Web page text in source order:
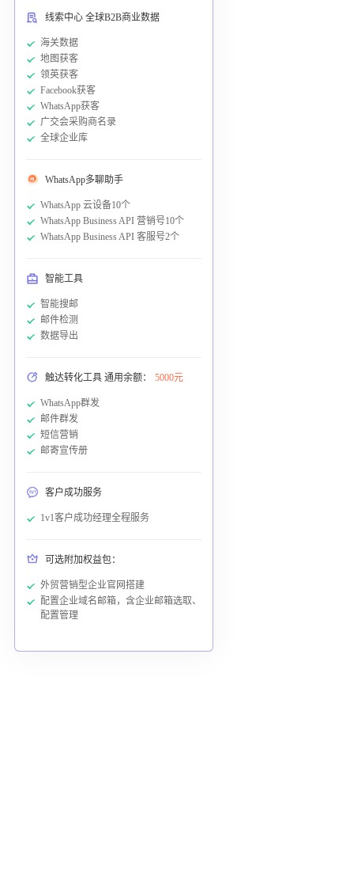
线索中心 全球B2B商业数据
海关数据
地图获客
领英获客
Facebook获客
WhatsApp获客
广交会采购商名录
全球企业库
WhatsApp多聊助手
WhatsApp 云设备10个
WhatsApp Business API 营销号10个
WhatsApp Business API 客服号2个
智能工具
智能搜邮
邮件检测
数据导出
触达转化工具 通用余额： 5000元
WhatsApp群发
邮件群发
短信营销
邮寄宣传册
客户成功服务
1v1客户成功经理全程服务
可选附加权益包：
外贸营销型企业官网搭建
配置企业域名邮箱，含企业邮箱选取、
配置管理